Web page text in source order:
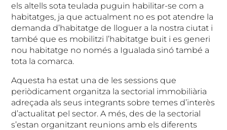
els altells sota teulada puguin habilitar-se com a
habitatges, ja que actualment no es pot atendre la
demanda d’habitatge de lloguer a la nostra ciutat i
també que es mobilitzi l’habitatge buit i es generi
nou habitatge no només a Igualada sinó també a
tota la comarca.
Aquesta ha estat una de les sessions que
periòdicament organitza la sectorial immobiliària
adreçada als seus integrants sobre temes d’interès
d’actualitat pel sector. A més, des de la sectorial
s’estan organitzant reunions amb els diferents